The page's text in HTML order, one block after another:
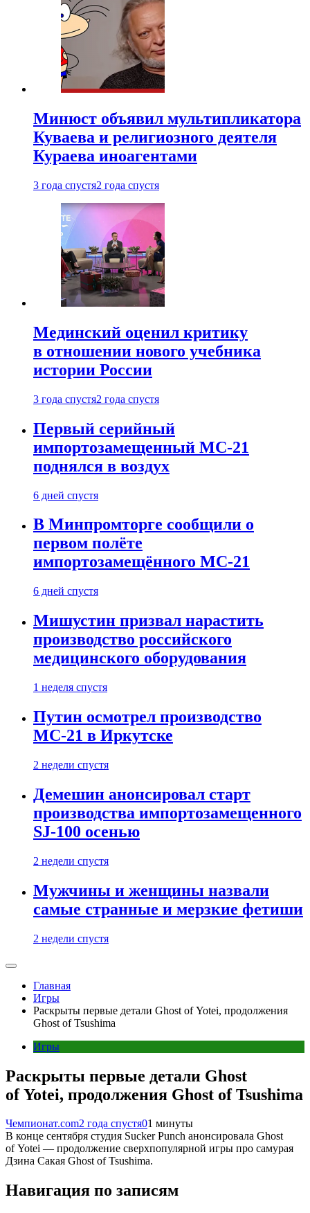
Минюст объявил мультипликатора
Куваева и религиозного деятеля
Кураева иноагентами
3 года спустя2 года спустя
Мединский оценил критику
в отношении нового учебника
истории России
3 года спустя2 года спустя
Первый серийный
импортозамещенный МС-21
поднялся в воздух
6 дней спустя
В Минпромторге сообщили о
первом полёте
импортозамещённого МС-21
6 дней спустя
Мишустин призвал нарастить
производство российского
медицинского оборудования
1 неделя спустя
Путин осмотрел производство
МС-21 в Иркутске
2 недели спустя
Демешин анонсировал старт
производства импортозамещенного
SJ-100 осенью
2 недели спустя
Мужчины и женщины назвали
самые странные и мерзкие фетиши
2 недели спустя
Главная
Игры
Раскрыты первые детали Ghost of Yotei, продолжения
Ghost of Tsushima
Игры
Раскрыты первые детали Ghost
of Yotei, продолжения Ghost of Tsushima
Чемпионат.com2 года спустя01 минуты
В конце сентября студия Sucker Punch анонсировала Ghost
of Yotei — продолжение сверхпопулярной игры про самурая
Дзина Сакая Ghost of Tsushima.
Навигация по записям